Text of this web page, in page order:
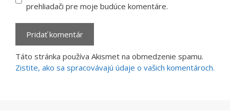
prehliadači pre moje budúce komentáre.
Táto stránka používa Akismet na obmedzenie spamu.
Zistite, ako sa spracovávajú údaje o vašich komentároch.